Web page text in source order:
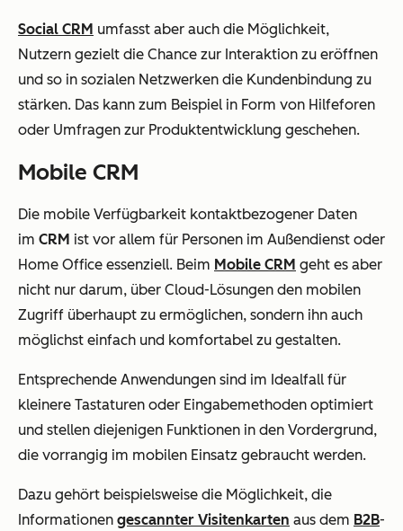
Social CRM umfasst aber auch die Möglichkeit,
Nutzern gezielt die Chance zur Interaktion zu eröffnen
und so in sozialen Netzwerken die Kundenbindung zu
stärken. Das kann zum Beispiel in Form von Hilfeforen
oder Umfragen zur Produktentwicklung geschehen.
Mobile CRM
Die mobile Verfügbarkeit kontaktbezogener Daten
im CRM ist vor allem für Personen im Außendienst oder
Home Office essenziell. Beim Mobile CRM geht es aber
nicht nur darum, über Cloud-Lösungen den mobilen
Zugriff überhaupt zu ermöglichen, sondern ihn auch
möglichst einfach und komfortabel zu gestalten.
Entsprechende Anwendungen sind im Idealfall für
kleinere Tastaturen oder Eingabemethoden optimiert
und stellen diejenigen Funktionen in den Vordergrund,
die vorrangig im mobilen Einsatz gebraucht werden.
Dazu gehört beispielsweise die Möglichkeit, die
Informationen gescannter Visitenkarten aus dem B2B-